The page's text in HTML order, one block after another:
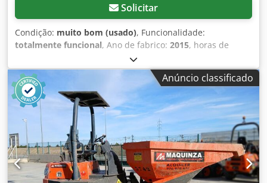
Solicitar
Condição: muito bom (usado), Funcionalidade:
totalmente funcional, Ano de fabrico: 2015, horas de
, Equipamento:
deslocamento lateral, garfos para paletes, empilhador
todo-o-terreno Ausa em bom estado Chodpox Dcqdjfx Ah
Eja ano de fabrico 2015 870 horas de funcionamento
sideshift novos pneus traseiros
Anúncio classificado